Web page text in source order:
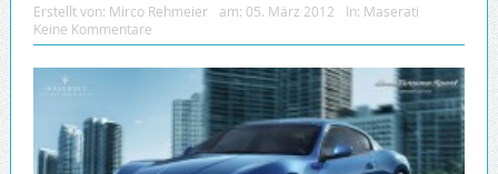
Erstellt von: Mirco Rehmeier am: 05. März 2012 In: Maserati
Keine Kommentare